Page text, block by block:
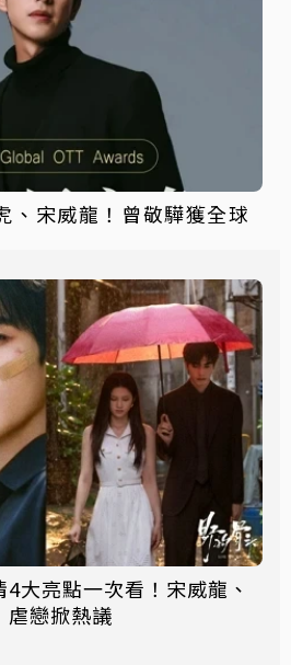
、宋威龍！曾敬驊獲全球
4大亮點一次看！宋威龍、
虐戀掀熱議